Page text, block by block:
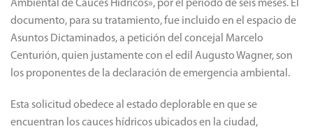
Ambiental de Cauces Hídricos», por el período de seis meses. El
documento, para su tratamiento, fue incluido en el espacio de
Asuntos Dictaminados, a petición del concejal Marcelo
Centurión, quien justamente con el edil Augusto Wagner, son
los proponentes de la declaración de emergencia ambiental.
Esta solicitud obedece al estado deplorable en que se
encuentran los cauces hídricos ubicados en la ciudad,